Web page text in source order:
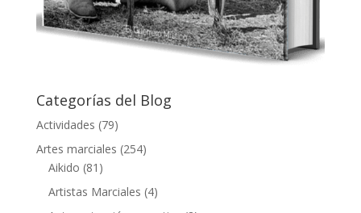
Categorías del Blog
Actividades (79)
Artes marciales (254)
Aikido (81)
Artistas Marciales (4)